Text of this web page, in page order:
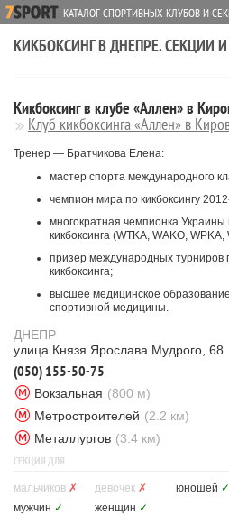
КАТАЛОГ СПОРТИВНЫХ КЛУБОВ И
КИКБОКСИНГ В ДНЕПРЕ. СЕКЦИИ
Кикбоксинг в клубе «Аллен» в
Клуб кикбоксинга «Аллен» в
Тренер — Братчикова Елена:
мастер спорта международного
чемпион мира по кикбоксингу
многократная чемпионка
кикбоксинга (WTKA, WAKO, WPKA,
призер международных турниров
кикбоксинга;
высшее медицинское
спортивной медицины.
ДНЕПР
улица Князя Ярослава Мудрого, 68
(050) 155-50-75
Вокзальная (800 м)
Метростроителей (2.2 км)
Металлургов (3.4 км)
СЕКЦИЯ ДЛЯ
мальчиков ✗ девочек ✗ юношей ✓
мужчин ✓ женщин ✓